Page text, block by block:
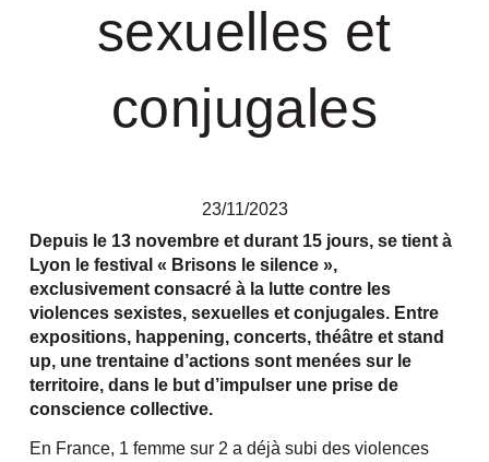
sexuelles et
conjugales
23/11/2023
Depuis le 13 novembre et durant 15 jours, se tient à
Lyon le festival « Brisons le silence »,
exclusivement consacré à la lutte contre les
violences sexistes, sexuelles et conjugales. Entre
expositions, happening, concerts, théâtre et stand
up, une trentaine d’actions sont menées sur le
territoire, dans le but d’impulser une prise de
conscience collective.
En France, 1 femme sur 2 a déjà subi des violences